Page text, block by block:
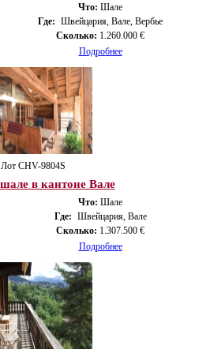
Что: Шале
Где: Швейцария, Вале, Вербье
Сколько: 1.260.000 €
Подробнее
Лот CHV-9804S
в кантоне Вале
Что: Шале
Где: Швейцария, Вале
Сколько: 1.307.500 €
Подробнее